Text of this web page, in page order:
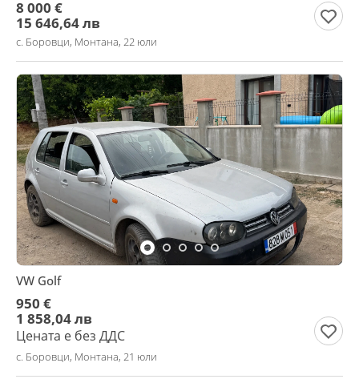
8 000 €
15 646,64 лв
с. Боровци, Монтана, 22 юли
VW Golf
950 €
1 858,04 лв
Цената е без ДДС
с. Боровци, Монтана, 21 юли